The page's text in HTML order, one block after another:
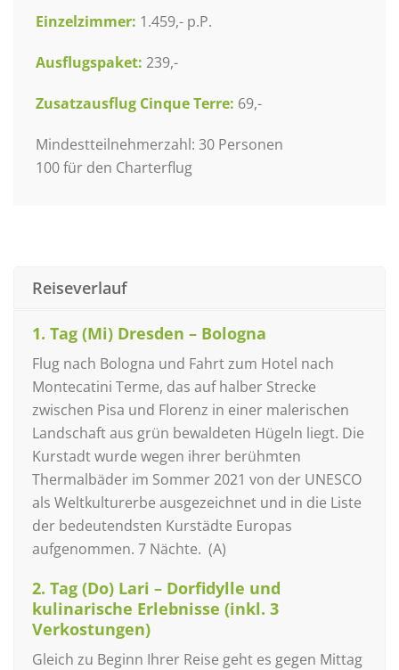
Einzelzimmer: 1.459,- p.P.
Ausflugspaket: 239,-
Zusatzausflug Cinque Terre: 69,-
Mindestteilnehmerzahl: 30 Personen
100 für den Charterflug
Reiseverlauf
1. Tag (Mi) Dresden – Bologna
Flug nach Bologna und Fahrt zum Hotel nach
Montecatini Terme, das auf halber Strecke
zwischen Pisa und Florenz in einer malerischen
Landschaft aus grün bewaldeten Hügeln liegt. Die
Kurstadt wurde wegen ihrer berühmten
Thermalbäder im Sommer 2021 von der UNESCO
als Weltkulturerbe ausgezeichnet und in die Liste
der bedeutendsten Kurstädte Europas
aufgenommen. 7 Nächte. (A)
2. Tag (Do) Lari – Dorfidylle und
kulinarische Erlebnisse (inkl. 3
Verkostungen)
Gleich zu Beginn Ihrer Reise geht es gegen Mittag